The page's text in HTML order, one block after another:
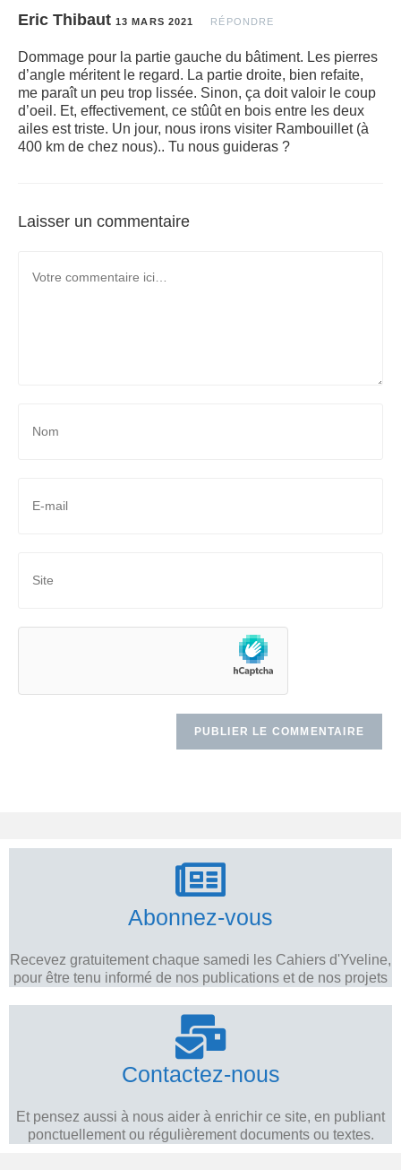
Eric Thibaut 13 MARS 2021 RÉPONDRE
Dommage pour la partie gauche du bâtiment. Les pierres
d’angle méritent le regard. La partie droite, bien refaite,
me paraît un peu trop lissée. Sinon, ça doit valoir le coup
d’oeil. Et, effectivement, ce stûût en bois entre les deux
ailes est triste. Un jour, nous irons visiter Rambouillet (à
400 km de chez nous).. Tu nous guideras ?
Laisser un commentaire
Abonnez-vous
Recevez gratuitement chaque samedi les Cahiers d'Yveline,
pour être tenu informé de nos publications et de nos projets
Contactez-nous
Et pensez aussi à nous aider à enrichir ce site, en publiant
ponctuellement ou régulièrement documents ou textes.